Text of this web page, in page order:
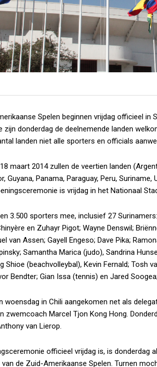
Spelen beginnen vrijdag officieel in
zijn donderdag de deelnemende landen
landen niet alle sporters en officials
maart 2014 zullen de veertien landen
Guyana, Panama, Paraguay, Peru,
is vrijdag in het Nationaal
3.500 sporters mee, inclusief 27
en Zuhayr Pigot; Wayne Denswil;
van Assen; Gayell Engeso; Dave Pika;
Samantha Marica (judo), Sandrina
Shioe (beachvolleybal), Kevin Fernald; Tosh
Bendter; Gian Issa (tennis) en Jared
woensdag in Chili aangekomen net als
zwemcoach Marcel Tjon Kong Hong.
van Lierop.
officieel vrijdag is, is donderdag
de Zuid-Amerikaanse Spelen. Turnen